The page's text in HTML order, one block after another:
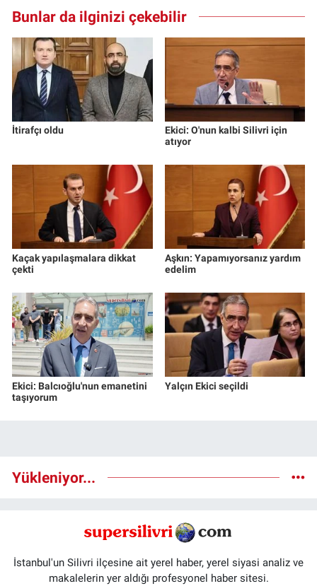
Bunlar da ilginizi çekebilir
İtirafçı oldu
Ekici: O'nun kalbi Silivri için
atıyor
Kaçak yapılaşmalara dikkat
çekti
Aşkın: Yapamıyorsanız yardım
edelim
Ekici: Balcıoğlu'nun emanetini
taşıyorum
Yalçın Ekici seçildi
Yükleniyor...
İstanbul'un Silivri ilçesine ait yerel haber, yerel siyasi analiz ve
makalelerin yer aldığı profesyonel haber sitesi.